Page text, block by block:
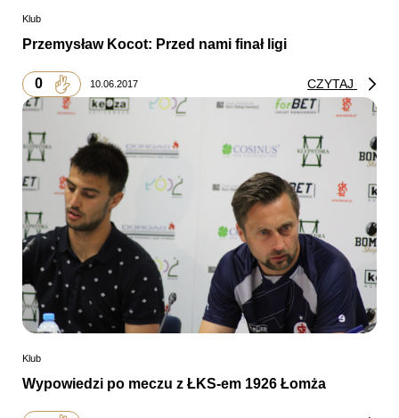
Klub
Przemysław Kocot: Przed nami finał ligi
0 10.06.2017 CZYTAJ
Klub
Wypowiedzi po meczu z ŁKS-em 1926 Łomża